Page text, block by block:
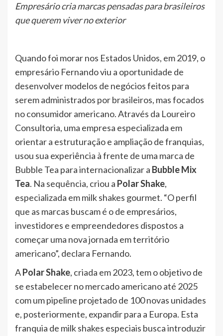
Empresário cria marcas pensadas para brasileiros
que querem viver no exterior
Quando foi morar nos Estados Unidos, em 2019, o
empresário Fernando viu a oportunidade de
desenvolver modelos de negócios feitos para
serem administrados por brasileiros, mas focados
no consumidor americano. Através da Loureiro
Consultoria, uma empresa especializada em
orientar a estruturação e ampliação de franquias,
usou sua experiência à frente de uma marca de
Bubble Tea para internacionalizar a Bubble Mix
Tea. Na sequência, criou a Polar Shake,
especializada em milk shakes gourmet. “O perfil
que as marcas buscam é o de empresários,
investidores e empreendedores dispostos a
começar uma nova jornada em território
americano”, declara Fernando.
APolar Shake, criada em 2023, tem o objetivo de
se estabelecer no mercado americano até 2025
com um pipeline projetado de 100 novas unidades
e, posteriormente, expandir para a Europa. Esta
franquia de milk shakes especiais busca introduzir